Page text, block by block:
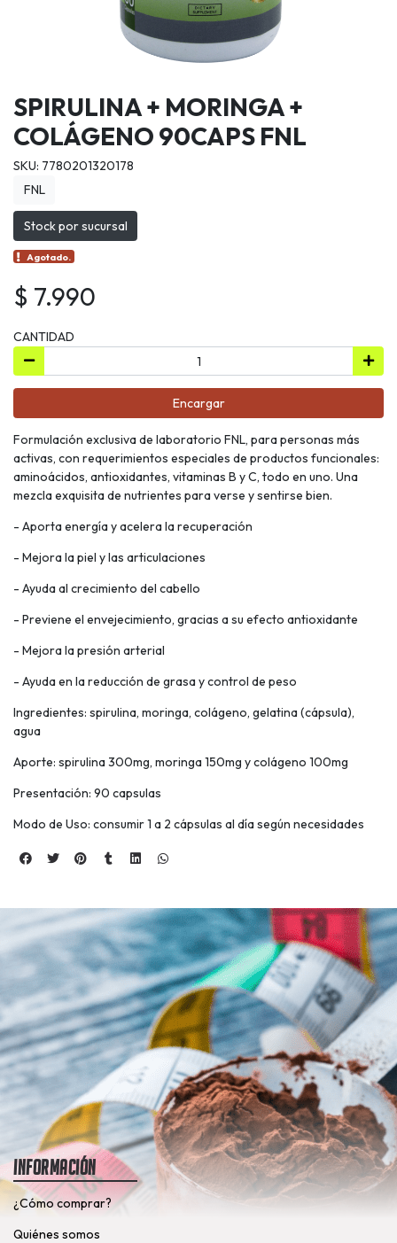
SPIRULINA + MORINGA +
COLÁGENO 90CAPS FNL
SKU: 7780201320178
FNL
Stock por sucursal
Agotado.
$ 7.990
CANTIDAD
Encargar
Formulación exclusiva de laboratorio FNL, para personas más
activas, con requerimientos especiales de productos funcionales:
aminoácidos, antioxidantes, vitaminas B y C, todo en uno. Una
mezcla exquisita de nutrientes para verse y sentirse bien.
- Aporta energía y acelera la recuperación
- Mejora la piel y las articulaciones
- Ayuda al crecimiento del cabello
- Previene el envejecimiento, gracias a su efecto antioxidante
- Mejora la presión arterial
- Ayuda en la reducción de grasa y control de peso
Ingredientes: spirulina, moringa, colágeno, gelatina (cápsula),
agua
Aporte: spirulina 300mg, moringa 150mg y colágeno 100mg
Presentación: 90 capsulas
Modo de Uso: consumir 1 a 2 cápsulas al día según necesidades
Información
¿Cómo comprar?
Quiénes somos